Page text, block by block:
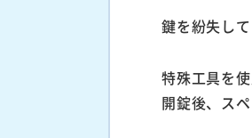
鍵を紛失し
特殊工具を
開錠後、ス